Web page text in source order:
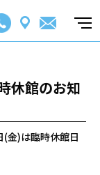
休館のお知
金)は臨時休館日